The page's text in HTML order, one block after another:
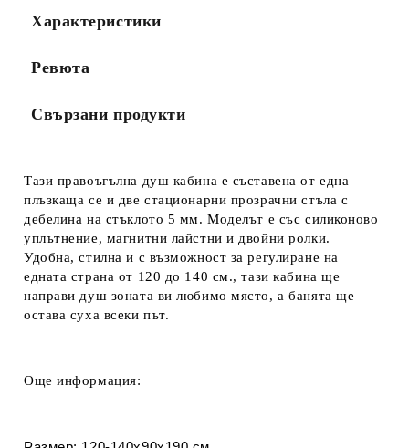
Характеристики
Ревюта
Свързани продукти
Тази правоъгълна душ кабина е съставенаотедна
плъзкаща се и две стационарни прозрачни стъла с
дебелина на стъклото 5 мм. Моделът е със силиконово
уплътнение, магнитни лайстни и двойни ролки.
Удобна, стилна и с възможност за регулиране на
едната страна от 120 до 140 см., тази кабина ще
направи душ зоната ви любимо място, а банята ще
остава суха всеки път.
Още информация: